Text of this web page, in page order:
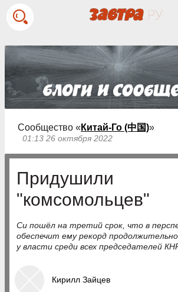
Сообщество « Китай-Го (中国)»
01:13 26 октября 2022
Придушили
"комсомольцев"
Си пошёл на третий срок, что в
обеспечит ему рекорд
у власти среди всех председателей
Кирилл Зайцев